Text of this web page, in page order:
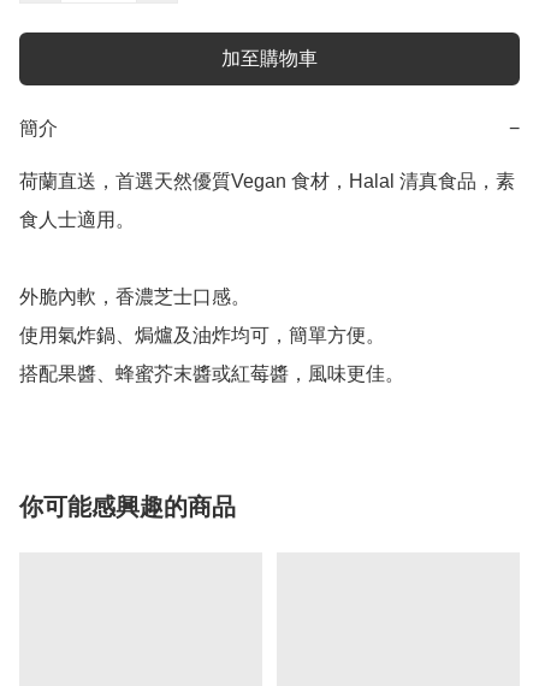
加至購物車
簡介 −
荷蘭直送，首選天然優質Vegan 食材，Halal 清真食品，素
食人士適用。
外脆內軟，香濃芝士口感。
使用氣炸鍋、焗爐及油炸均可，簡單方便。
搭配果醬、蜂蜜芥末醬或紅莓醬，風味更佳。
你可能感興趣的商品